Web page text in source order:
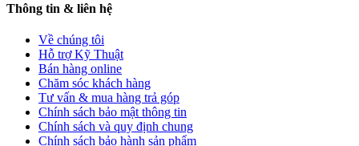
Thông tin & liên hệ
Về chúng tôi
Hỗ trợ Kỹ Thuật
Bán hàng online
Chăm sóc khách hàng
Tư vấn & mua hàng trả góp
Chính sách bảo mật thông tin
Chính sách và quy định chung
Chính sách bảo hành sản phẩm